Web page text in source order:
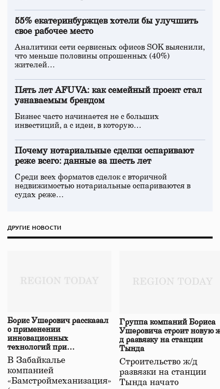
55% екатеринбуржцев хотели бы улучшить
свое рабочее место
Аналитики сети сервисных офисов SOK выяснили,
что меньше половины опрошенных (40%)
жителей…
Пять лет AFUVA: как семейный проект стал
узнаваемым брендом
Бизнес часто начинается не с больших
инвестиций, а с идеи, в которую…
Почему нотариальные сделки оспаривают
реже всего: данные за шесть лет
Среди всех форматов сделок с вторичной
недвижимостью нотариальные оспариваются в
судах реже…
ДРУГИЕ НОВОСТИ
Борис Ушерович рассказал
о применении
инновационных
технологий при
строительстве нового моста
в Забайкалье
В Забайкалье
компанией
«Бамстроймеханизация»
Группа компаний Бориса
Ушеровича строит новую
д развязку на станции
Тында
Строительство ж/д
развязки на станции
Тында начато